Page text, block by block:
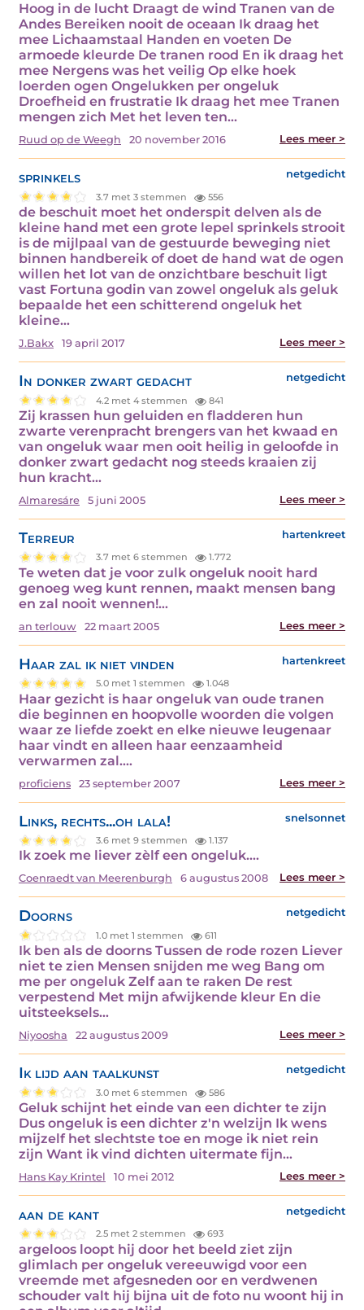
Hoog in de lucht Draagt de wind Tranen van de
Andes Bereiken nooit de oceaan Ik draag het
mee Lichaamstaal Handen en voeten De
armoede kleurde De tranen rood En ik draag het
mee Nergens was het veilig Op elke hoek
loerden ogen Ongelukken per ongeluk
Droefheid en frustratie Ik draag het mee Tranen
mengen zich Met het leven ten…
Ruud op de Weegh 20 november 2016 Lees meer >
sprinkels netgedicht
3.7 met 3 stemmen 556
de beschuit moet het onderspit delven als de
kleine hand met een grote lepel sprinkels strooit
is de mijlpaal van de gestuurde beweging niet
binnen handbereik of doet de hand wat de ogen
willen het lot van de onzichtbare beschuit ligt
vast Fortuna godin van zowel ongeluk als geluk
bepaalde het een schitterend ongeluk het
kleine…
J.Bakx 19 april 2017 Lees meer >
In donker zwart gedacht netgedicht
4.2 met 4 stemmen 841
Zij krassen hun geluiden en fladderen hun
zwarte verenpracht brengers van het kwaad en
van ongeluk waar men ooit heilig in geloofde in
donker zwart gedacht nog steeds kraaien zij
hun kracht…
Almaresáre 5 juni 2005 Lees meer >
Terreur hartenkreet
3.7 met 6 stemmen 1.772
Te weten dat je voor zulk ongeluk nooit hard
genoeg weg kunt rennen, maakt mensen bang
en zal nooit wennen!…
an terlouw 22 maart 2005 Lees meer >
Haar zal ik niet vinden hartenkreet
5.0 met 1 stemmen 1.048
Haar gezicht is haar ongeluk van oude tranen
die beginnen en hoopvolle woorden die volgen
waar ze liefde zoekt en elke nieuwe leugenaar
haar vindt en alleen haar eenzaamheid
verwarmen zal.…
proficiens 23 september 2007 Lees meer >
Links, rechts...oh lala! snelsonnet
3.6 met 9 stemmen 1.137
Ik zoek me liever zèlf een ongeluk.…
Coenraedt van Meerenburgh 6 augustus 2008 Lees meer >
Doorns netgedicht
1.0 met 1 stemmen 611
Ik ben als de doorns Tussen de rode rozen Liever
niet te zien Mensen snijden me weg Bang om
me per ongeluk Zelf aan te raken De rest
verpestend Met mijn afwijkende kleur En die
uitsteeksels…
Niyoosha 22 augustus 2009 Lees meer >
Ik lijd aan taalkunst netgedicht
3.0 met 6 stemmen 586
Geluk schijnt het einde van een dichter te zijn
Dus ongeluk is een dichter z'n welzijn Ik wens
mijzelf het slechtste toe en moge ik niet rein
zijn Want ik vind dichten uitermate fijn…
Hans Kay Krintel 10 mei 2012 Lees meer >
aan de kant netgedicht
2.5 met 2 stemmen 693
argeloos loopt hij door het beeld ziet zijn
glimlach per ongeluk vereeuwigd voor een
vreemde met afgesneden oor en verdwenen
schouder valt hij bijna uit de foto nu woont hij in